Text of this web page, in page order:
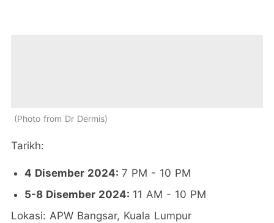
Photo from Dr Dermis
Tarikh:
4 Disember 2024: 7 PM - 10 PM
5-8 Disember 2024: 11 AM - 10 PM
Lokasi: APW Bangsar, Kuala Lumpur